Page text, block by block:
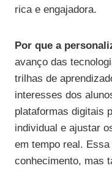
rica e engajadora.
Por que a
avanço das
trilhas de
interesses dos
plataformas digitais
individual e ajustar
em tempo real.
conhecimento, mas